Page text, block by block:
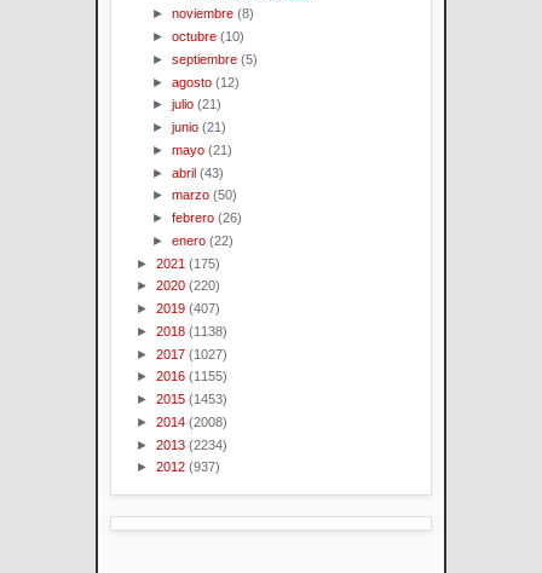
►noviembre (8)
►octubre (10)
►septiembre (5)
►agosto (12)
►julio (21)
►junio (21)
►mayo (21)
►abril (43)
►marzo (50)
►febrero (26)
►enero (22)
► 2021 (175)
► 2020 (220)
► 2019 (407)
► 2018 (1138)
► 2017 (1027)
► 2016 (1155)
► 2015 (1453)
► 2014 (2008)
► 2013 (2234)
► 2012 (937)